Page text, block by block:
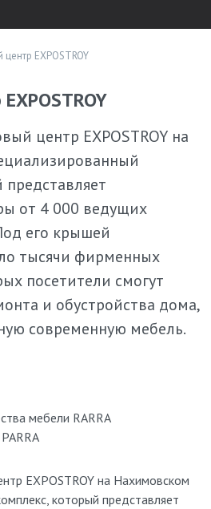
и шпона можно в любое
в салоне. Изучаем запрос
варианты мебели PARRA или
проект.
Согласовываем материалы,
стоимость.
технологических норм.
транспортировку и
вопросы
изготовления мебели?
гарантию на товары?
действует гарантия: 2 года с
EXPOSTROY
центр EXPOSTROY на
от 4 000 ведущих
его крышей
тысячи фирменных
посетители смогут
и обустройства дома,
современную мебель.
мебели RARRA
EXPOSTROY на Нахимовском
который представляет